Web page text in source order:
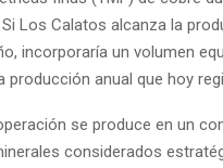
Los Calatos alcanza la
incorporaría un volumen
producción anual que hoy
se produce en un
considerados